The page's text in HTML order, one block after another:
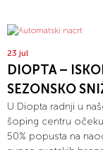
23 jul
DIOPTA –
SEZONSKO
U Diopta radnji u
šoping centru
50% popusta na